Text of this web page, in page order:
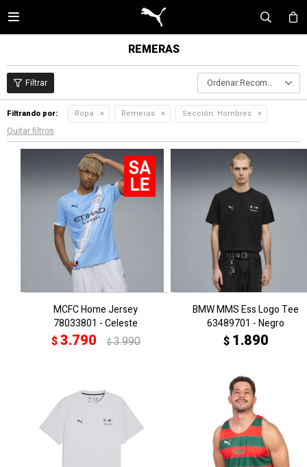

REMERAS
Recomendados
Filtrando por: Ropa Remeras Sección: Hombres
Quitar filtros
MCFC Home Jersey
78033801 - Celeste
$3.790 $3.990
BMW MMS Ess Logo Tee
63489701 - Negro
$ 1.890